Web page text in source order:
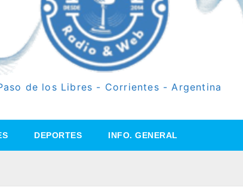
de los Libres - Corrientes - Argentina
DEPORTES INFO. GENERAL